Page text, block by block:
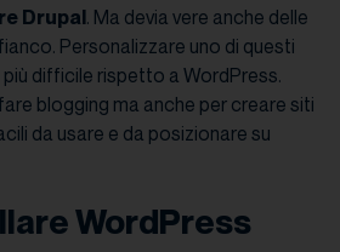
Drupal. Ma devia vere anche delle
Personalizzare uno di questi
difficile rispetto a WordPress.
blogging ma anche per creare siti
da usare e da posizionare su
WordPress